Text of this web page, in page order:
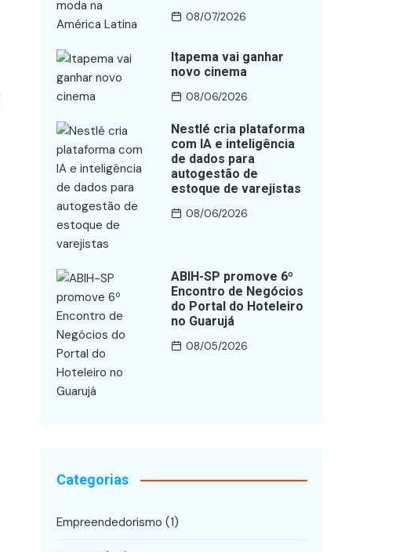
08/07/2026
Itapema vai ganhar
novo cinema
08/06/2026
Nestlé cria plataforma
com IA e inteligência
de dados para
autogestão de
estoque de varejistas
08/06/2026
ABIH-SP promove 6º
Encontro de Negócios
do Portal do Hoteleiro
no Guarujá
08/05/2026
Categorias
Empreendedorismo (1)